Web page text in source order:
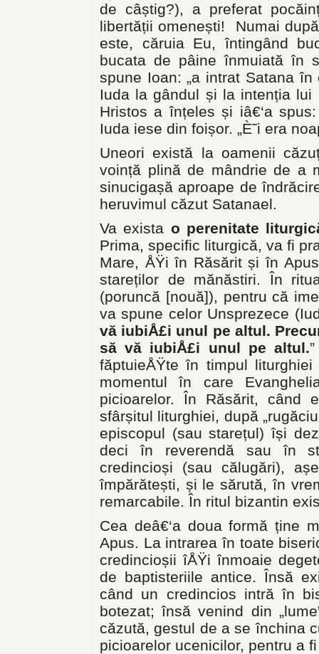
de câștig?), a preferat
libertății omenești! Numai
este, căruia Eu, întingând
bucata de pâine înmuiată în
spune Ioan: „a intrat Satana
Iuda la gândul și la intenția
Hristos a înțeles și iâ€‘a
Iuda iese din foișor. „È˜i era
Uneori există la oamenii
voință plină de mândrie de a
sinucigașă aproape de
heruvimul căzut Satanael.
Va exista o perenitate
Prima, specific liturgică, va fi
Mare, ÅŸi în Răsărit și în
stareților de mănăstiri. În
(poruncă [nouă]), pentru că
va spune celor Unsprezece
vă iubiÅ£i unul pe altul.
să vă iubiÅ£i unul pe altul.
făptuieÅŸte în timpul
momentul în care
picioarelor. În Răsărit, când
sfârșitul liturghiei, după
episcopul (sau starețul) își
deci în reverendă sau în
credincioși (sau călugări),
împărătești, și le sărută, în
remarcabile. În ritul bizantin
Cea deâ€‘a doua formă ține
Apus. La intrarea în toate
credincioșii îÅŸi înmoaie
de baptisteriile antice. Însă
când un credincios intră în
botezat; însă venind din
căzută, gestul de a se închina
picioarelor ucenicilor, pentru a fi